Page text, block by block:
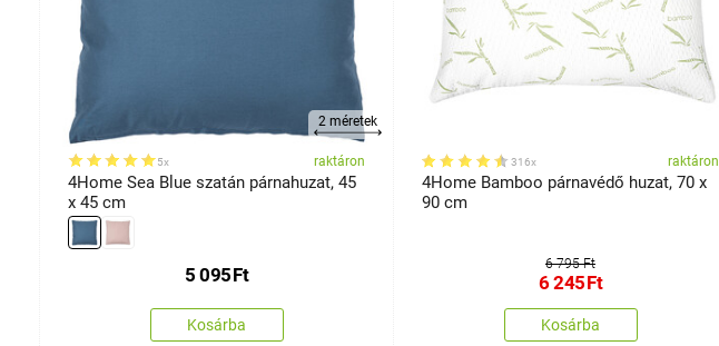
2 méretek
5x raktáron
4Home Sea Blue szatán párnahuzat, 45
x 45 cm
5 095Ft
Kosárba
316x raktáron
4Home Bamboo párnavédő huzat, 70 x
90 cm
6 795 Ft
6 245Ft
Kosárba